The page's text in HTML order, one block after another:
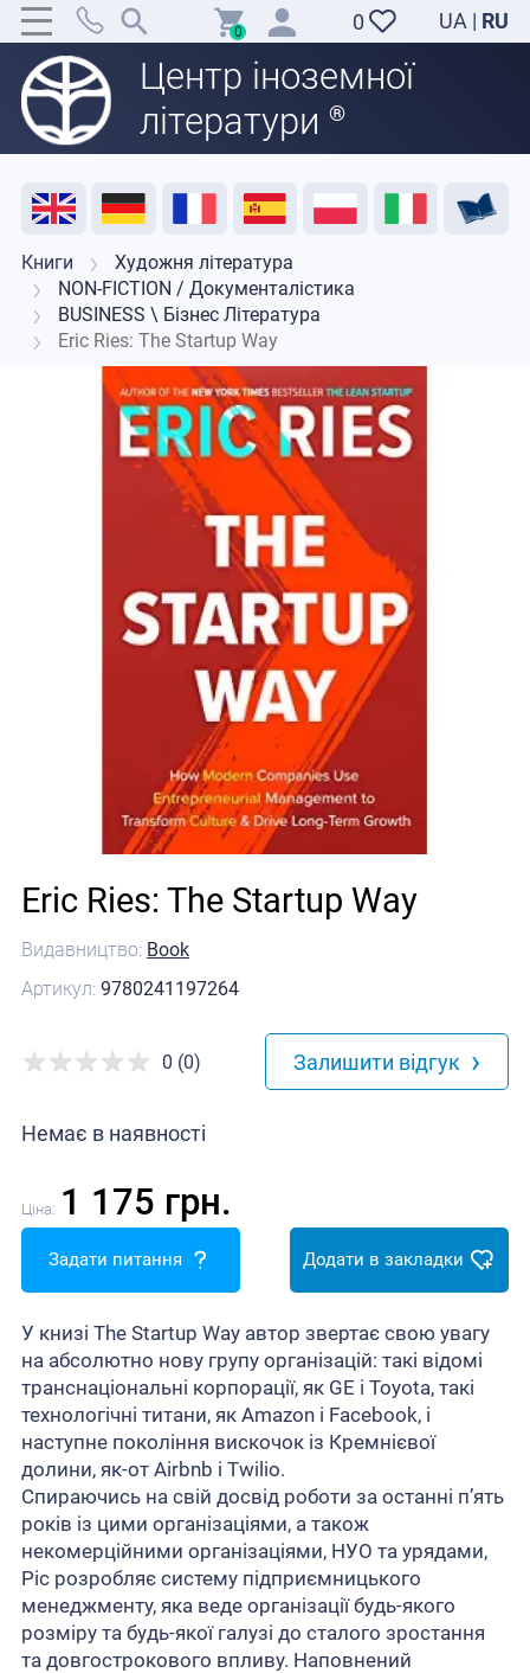
0 UA | RU
Центр іноземної
літератури ®
0
Акція Розпродаж Відгуки Підтримка викладачів
Книги
Художня література
NON-FICTION / Документалістика
BUSINESS \ Бізнес Література
Eric Ries: The Startup Way
Видавництво: Book
Артикул: 9780241197264
Eric Ries: The Startup Way
Немає в наявності
0 (0) Залишити відгук ›
Ціна: 1 175 грн.
Задати питання Додати в закладки
У книзі The Startup Way автор звертає свою увагу
на абсолютно нову групу організацій: такі відомі
транснаціональні корпорації, як GE і Toyota, такі
технологічні титани, як Amazon і Facebook, і
наступне покоління вискочок із Кремнієвої
долини, як-от Airbnb і Twilio.
Спираючись на свій досвід роботи за останні п’ять
років із цими організаціями, а також
некомерційними організаціями, НУО та урядами,
Ріс розробляє систему підприємницького
менеджменту, яка веде організації будь-якого
розміру та будь-якої галузі до сталого зростання
та довгострокового впливу. Наповнений